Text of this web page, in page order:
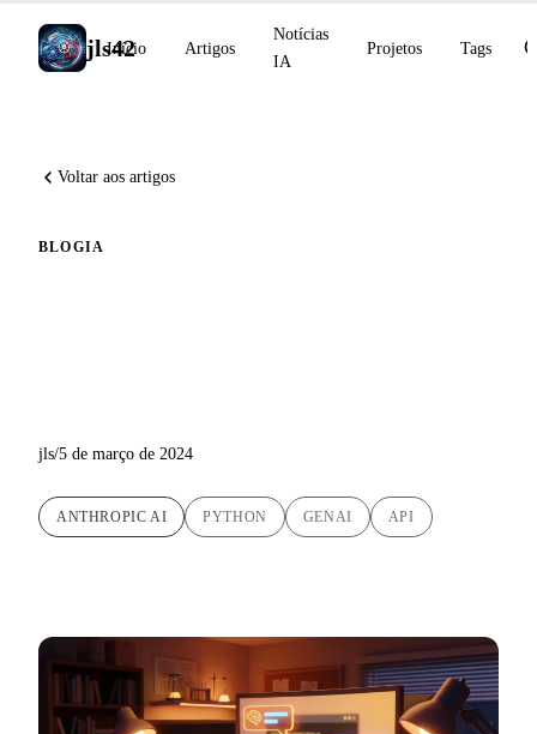
jls42
Início Artigos
Notícias
IA
Projetos Tags
Voltar aos artigos
BLOGIA
jls/5 de março de 2024
ANTHROPIC AI PYTHON GENAI API